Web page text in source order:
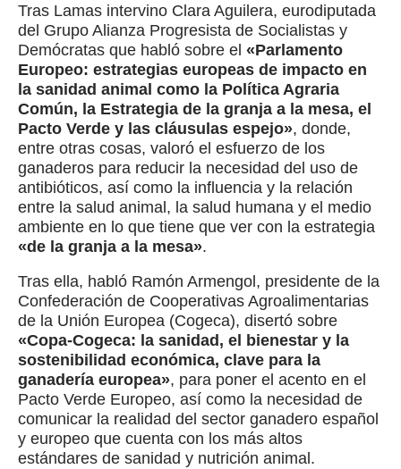
Tras Lamas intervino Clara Aguilera, eurodiputada
del Grupo Alianza Progresista de Socialistas y
Demócratas que habló sobre el «Parlamento
Europeo: estrategias europeas de impacto en
la sanidad animal como la Política Agraria
Común, la Estrategia de la granja a la mesa, el
Pacto Verde y las cláusulas espejo», donde,
entre otras cosas, valoró el esfuerzo de los
ganaderos para reducir la necesidad del uso de
antibióticos, así como la influencia y la relación
entre la salud animal, la salud humana y el medio
ambiente en lo que tiene que ver con la estrategia
«de la granja a la mesa».
Tras ella, habló Ramón Armengol, presidente de la
Confederación de Cooperativas Agroalimentarias
de la Unión Europea (Cogeca), disertó sobre
«Copa-Cogeca: la sanidad, el bienestar y la
sostenibilidad económica, clave para la
ganadería europea», para poner el acento en el
Pacto Verde Europeo, así como la necesidad de
comunicar la realidad del sector ganadero español
y europeo que cuenta con los más altos
estándares de sanidad y nutrición animal.